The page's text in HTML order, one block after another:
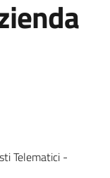
Telematici -